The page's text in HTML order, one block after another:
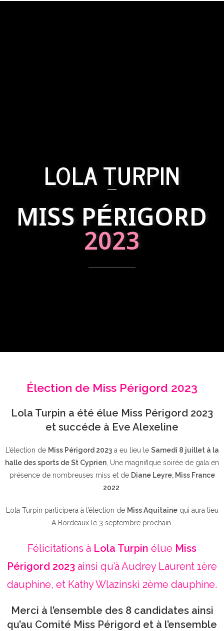
LOLA TURPIN
MISS PÉRIGORD
2023
Élection de Miss Périgord 2023
Lola Turpin a été élue Miss Périgord 2023
et succéde à Eve Alexeline
L’élection de Miss Périgord 2023a eu lieu le Samedi 8 juillet à la
halle des sports de St Cyprien , Une magnifique soirée de gala en
présence de nombreuses miss et de Diane Leyre, Miss France
2022
Lola Turpin participera à l’élection de Miss Aquitainequi aura lieu
A Bordeaux le 3 septembre prochain.
Félicitations à Lola Turpin élue Miss
Périgord 2023 ainsi qu’à Audrey Laurent 1ère
dauphine, et Kathy Wlazinski 2ème dauphine.
Merci à l’ensemble des 8 candidates ainsi
qu’au Comité Miss Périgord et à l’ensemble